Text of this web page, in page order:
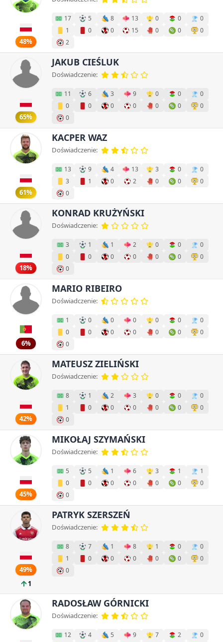
48%
17 5 8 13 0 0
0
1
0 0 15 0 0
0
2
65%
JAKUB CIEŚLUK
Doświadczenie:
11 6 3 9 0 0
0
0
0 0 0 0 0
0
0
61%
KACPER WAZ
Doświadczenie:
13 9 4 13 3 0
0
3
1 0 2 0 0
0
0
18%
KONRAD KRUŻYŃSKI
Doświadczenie:
3 1 1 2 0 0
0
0
0 0 0 0 0
0
0
6%
MARIO RIBEIRO
Doświadczenie:
1 0 0 0 0 0
0
0
0 0 0 0 0
0
0
42%
MATEUSZ ZIELIŃSKI
Doświadczenie:
8 1 2 3 0 0
0
1
0 0 0 0 0
0
0
45%
MIKOŁAJ SZYMAŃSKI
Doświadczenie:
5 5 1 6 3 1
1
0
0 0 0 0 0
0
0
49%
1
PATRYK SZERSZEŃ
Doświadczenie:
8 7 1 8 1 0
0
1
0 0 0 0 0
0
0
RADOSŁAW GÓRNICKI
Doświadczenie:
12 4 5 9 7 2
0